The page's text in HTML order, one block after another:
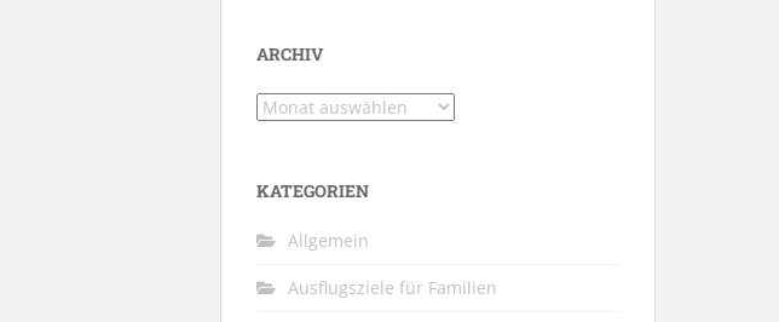
ARCHIV
Archiv
KATEGORIEN
Allgemein
Ausflugsziele für Familien